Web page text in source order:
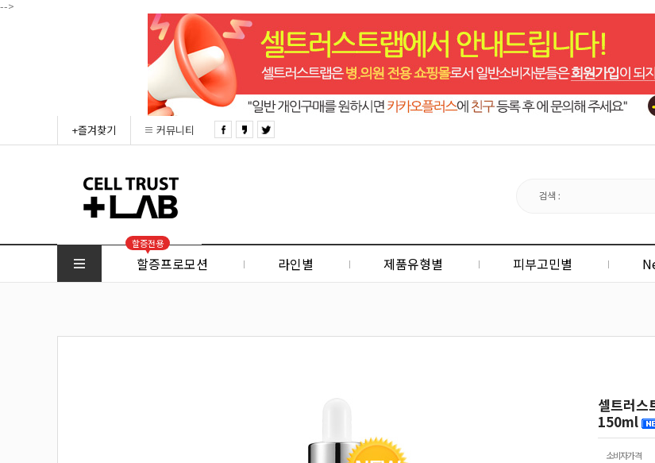
-->
+즐겨찾기 커뮤니티
할증전용
할증프로모션 라인별 제품유형별 피부고민별
셀트러스
150ml
소비자가격